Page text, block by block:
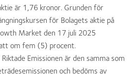
är 1,76 kronor. Grunden för
för Bolagets aktie på
Market den 17 juli 2025
om fem (5) procent.
Emissionen är den samma som
och bedöms av